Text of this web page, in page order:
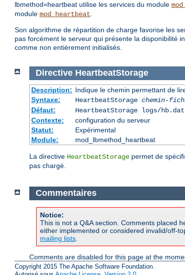
lbmethod=heartbeat utilise les services du module
module mod_heartbeat.
Son algorithme de répartition de charge favorise les
pas forcément le serveur qui présente la disponibilité
comme non entièrement initialisés.
Directive HeartbeatStorage
Description: Indique le chemin permettant de
Syntaxe:
HeartbeatStorage chemin-
Défaut:
HeartbeatStorage logs/hb.dat
Contexte:
configuration du serveur
Statut:
Expérimental
Module:
mod_lbmethod_heartbeat
La directive HeartbeatStorage permet de
pas chargé.
Commentaires
Notice:
This is not a Q&A section. Comments placed
either implemented or considered invalid/off-
mailing lists
Comments are disabled for this page at the
Copyright 2015 The Apache Software Foundation.